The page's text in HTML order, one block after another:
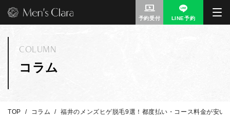
予約受付 LINE予約
コラム
COLUMN
TOP コラム 福井のメンズヒゲ脱毛9選！都度払い・コース料金が安い